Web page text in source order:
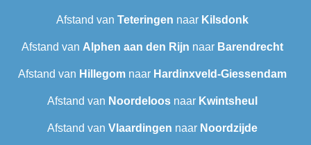
Afstand van Teteringen naar Kilsdonk
Afstand van Alphen aan den Rijn naar Barendrecht
Afstand van Hillegomnaar Hardinxveld-Giessendam
Afstand van Noordeloosnaar Kwintsheul
Afstand van Vlaardingen naar Noordzijde